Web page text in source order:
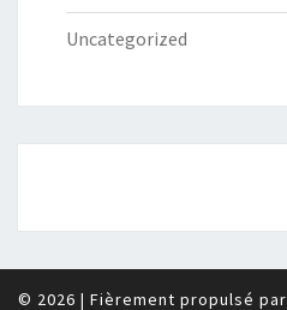
Uncategorized
© 2026 | Fièrement propulsé par